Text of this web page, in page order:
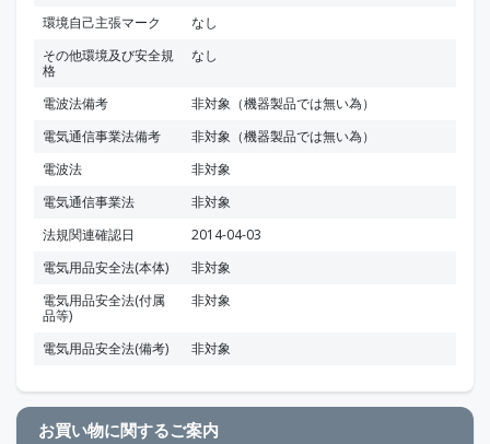
環境自己主張マーク
なし
その他環境及び安全規
格
なし
電波法備考
非対象（機器製品では無い為）
電気通信事業法備考
非対象（機器製品では無い為）
電波法
非対象
電気通信事業法
非対象
法規関連確認日
2014-04-03
電気用品安全法(本体)
非対象
電気用品安全法(付属
品等)
非対象
電気用品安全法(備考) 非対象
お買い物に関するご案内